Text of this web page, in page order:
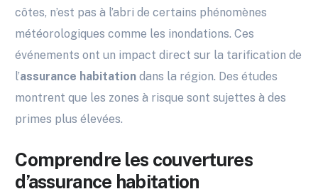
côtes, n’est pas à l’abri de certains phénomènes
météorologiques comme les inondations. Ces
événements ont un impact direct sur la tarification de
l’assurance habitation dans la région. Des études
montrent que les zones à risque sont sujettes à des
primes plus élevées.
Comprendre les couvertures
d’assurance habitation